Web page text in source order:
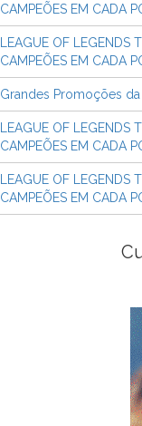
CAMPEÕES EM CADA
LEAGUE OF LEGENDS
CAMPEÕES EM CADA
Grandes Promoções
LEAGUE OF LEGENDS
CAMPEÕES EM CADA
LEAGUE OF LEGENDS
CAMPEÕES EM CADA